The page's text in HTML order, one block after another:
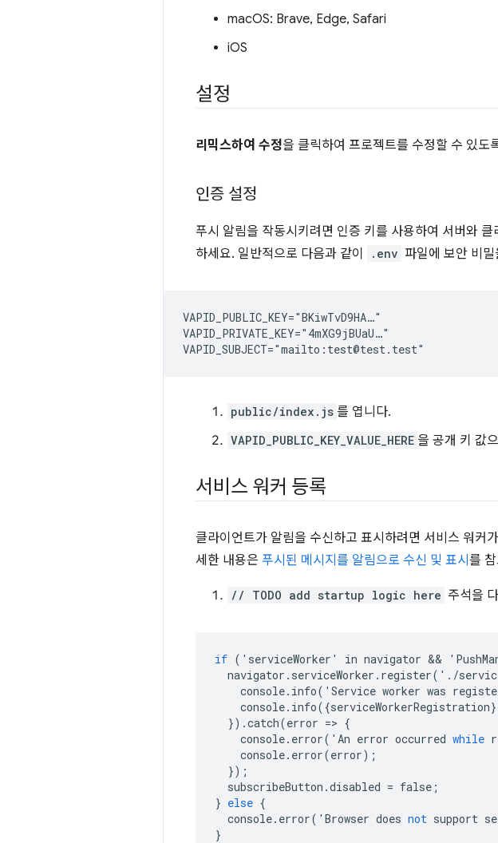
macOS: Brave, Edge, Safari
iOS
설정
리믹스하여 수정을 클릭하여 프로젝트를 수정할 수 있도
인증 설정
푸시 알림을 작동시키려면 인증 키를 사용하여 서버와
하세요. 일반적으로 다음과 같이
.env 파일에 보안 비
VAPID_PUBLIC_KEY="BKiwTvD9HA…"
VAPID_PRIVATE_KEY="4mXG9jBUaU…"
public/index.js 를 엽니다.
VAPID_PUBLIC_KEY_VALUE_HERE 을 공개 키 값
서비스 워커 등록
클라이언트가 알림을 수신하고 표시하려면 서비스 워커
세한 내용은 푸시된 메시지를 알림으로 수신 및 표시 를
// TODO add startup logic here 주석을
if (' serviceWorker ' in navigator && '
navigator . serviceWorker . register('. /
console. info(' Service worker was
console. info({serviceWorkerRegistration
}).catch(error => {
console. error(' An error occurred while
console. error(error);
});
subscribeButton .disabled = false ;
} else {
console. error(' Browser does not support
}